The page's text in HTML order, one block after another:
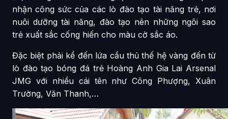
nhận công sức của các lò đào tạo tài năng trẻ, nơi
nuôi dưỡng tài năng, đào tạo nên những ngôi sao
trẻ xuất sắc cống hiến cho màu cờ sắc áo.
Đặc biệt phải kể đến lứa cầu thủ thế hệ vàng đến từ
lò đào tạo bóng đá trẻ Hoàng Anh Gia Lai Arsenal
JMG với nhiều cái tên như Công Phượng, Xuân
Trường, Văn Thanh,…